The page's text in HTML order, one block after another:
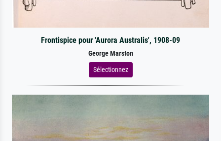
Frontispice pour 'Aurora Australis', 1908-09
George Marston
Sélectionnez